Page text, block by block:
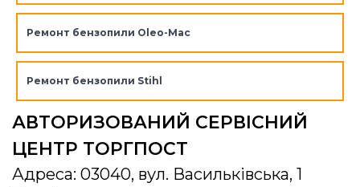
Ремонт бензопили Oleo-Mac
Ремонт бензопили Stihl
АВТОРИЗОВАНИЙ СЕРВІСНИЙ
ЦЕНТР ТОРГПОСТ
Адреса: 03040, вул. Васильківська, 1